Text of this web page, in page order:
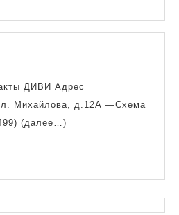
ДИВИ Адрес
Михайлова, д.12А —Схема
(далее…)